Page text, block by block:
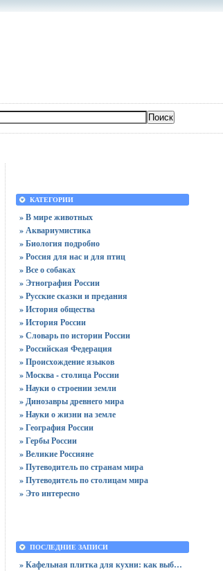
КАТЕГОРИИ
» В мире животных
» Аквариумистика
» Биология подробно
» Россия для нас и для птиц
» Все о собаках
» Этнография России
» Русские сказки и предания
» История общества
» История России
» Словарь по истории России
» Российская Федерация
» Происхождение языков
» Москва - столица России
» Науки о строении земли
» Динозавры древнего мира
» Науки о жизни на земле
» География России
» Гербы России
» Великие Россияне
» Путеводитель по странам мира
» Путеводитель по столицам мира
» Это интересно
ПОСЛЕДНИЕ ЗАПИСИ
» Кафельная плитка для кухни: как выбрать практичную отделку